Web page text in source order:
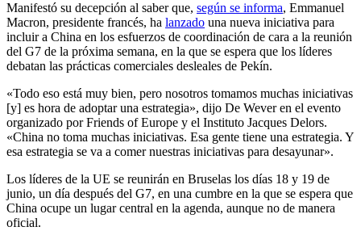
Manifestó su decepción al saber que, según se informa, Emmanuel
Macron, presidente francés, ha lanzado una nueva iniciativa para
incluir a China en los esfuerzos de coordinación de cara a la reunión
del G7 de la próxima semana, en la que se espera que los líderes
debatan las prácticas comerciales desleales de Pekín.
«Todo eso está muy bien, pero nosotros tomamos muchas iniciativas
[y] es hora de adoptar una estrategia», dijo De Wever en el evento
organizado por Friends of Europe y el Instituto Jacques Delors.
«China no toma muchas iniciativas. Esa gente tiene una estrategia. Y
esa estrategia se va a comer nuestras iniciativas para desayunar».
Los líderes de la UE se reunirán en Bruselas los días 18 y 19 de
junio, un día después del G7, en una cumbre en la que se espera que
China ocupe un lugar central en la agenda, aunque no de manera
oficial.